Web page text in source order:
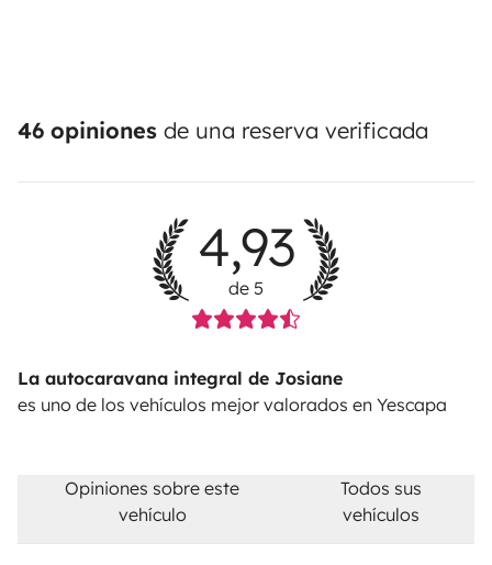
46 opiniones de una reserva verificada
4,93
de 5
La autocaravana integral de Josiane
es uno de los vehículos mejor valorados en Yescapa
Opiniones sobre este
vehículo
Todos sus
vehículos